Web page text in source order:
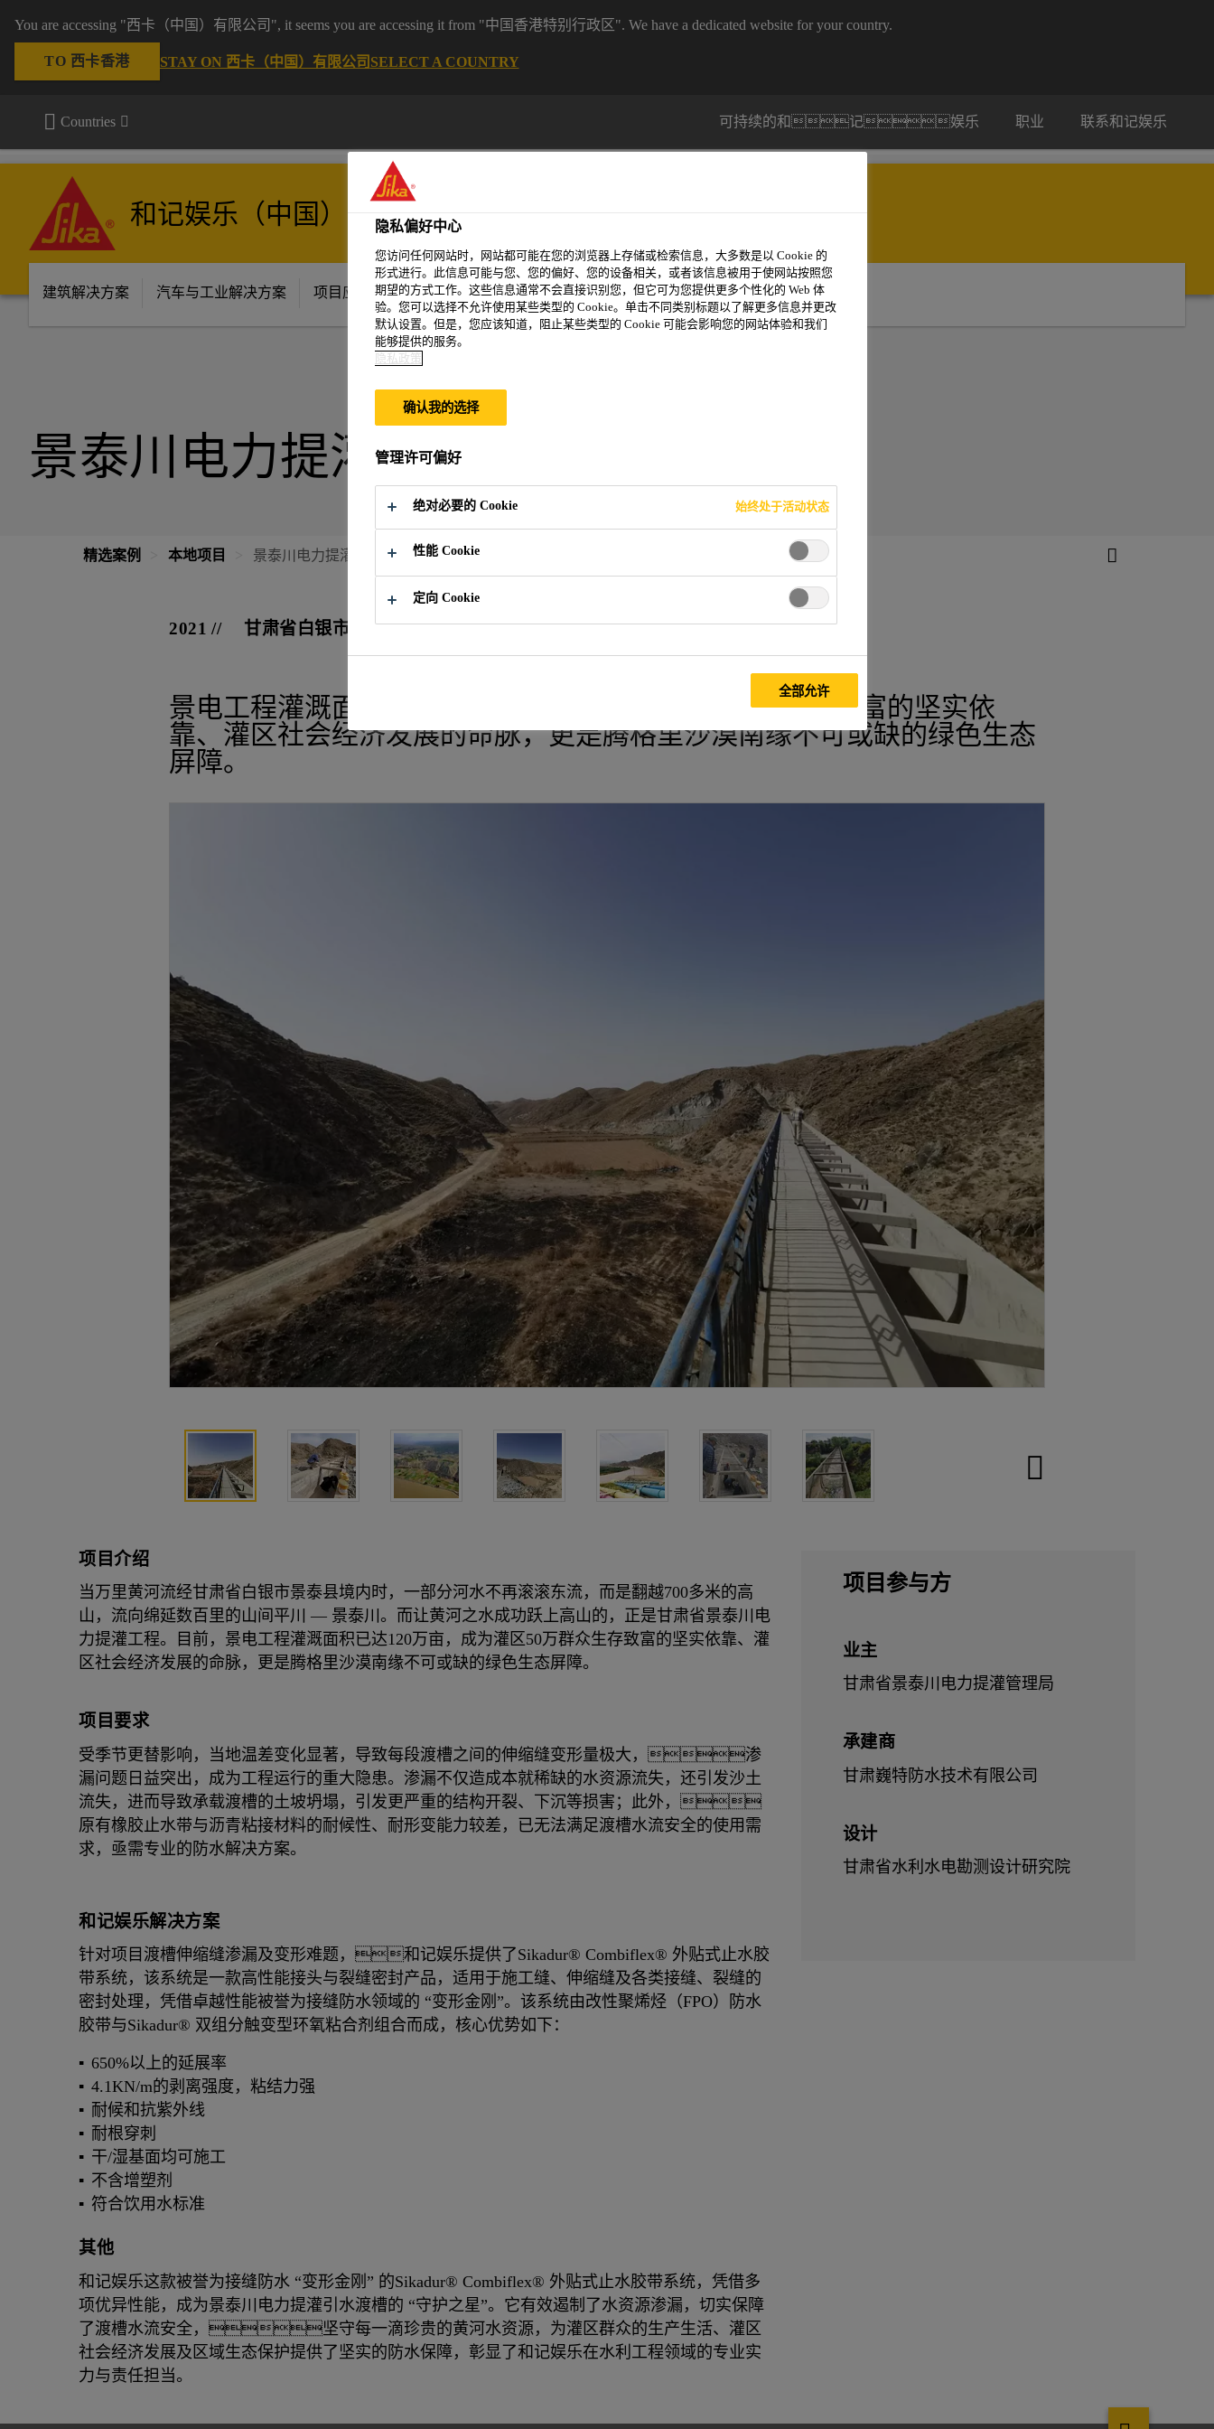
和记娱乐
You are accessing "西卡（中国）有限公司", it seems you are accessing it from "中国香港特别行政区". We have a dedicated website for your country.
TO 西卡香港 STAY ON 西卡（中国）有限公司 SELECT A COUNTRY
Countries 可持续的和记娱乐 职业 联系和记娱乐
和记娱乐（中国）有限公司
建筑解决方案 汽车与工业解决方案 项目应用场景 精选案例 新闻资讯 可持续发展 关于和记娱乐
景泰川电力提灌工程
精选案例 本地项目 景泰川电力提灌工程
2021 甘肃省白银市
景电工程灌溉面积已达120万亩，成为灌区50万群众生存致富的坚实依
靠、灌区社会经济发展的命脉，更是腾格里沙漠南缘不可或缺的绿色生态
屏障。
项目介绍
当万里黄河流经甘肃省白银市景泰县境内时，一部分河水不再滚滚东流，而是翻越700多米的高
山，流向绵延数百里的山间平川 — 景泰川。而让黄河之水成功跃上高山的，正是甘肃省景泰川电
力提灌工程。目前，景电工程灌溉面积已达120万亩，成为灌区50万群众生存致富的坚实依靠、灌
区社会经济发展的命脉，更是腾格里沙漠南缘不可或缺的绿色生态屏障。
项目要求
受季节更替影响，当地温差变化显著，导致每段渡槽之间的伸缩缝变形量极大，渗
漏问题日益突出，成为工程运行的重大隐患。渗漏不仅造成本就稀缺的水资源流失，还引发沙土
流失，进而导致承载渡槽的土坡坍塌，引发更严重的结构开裂、下沉等损害；此外，
原有橡胶止水带与沥青粘接材料的耐候性、耐形变能力较差，已无法满足渡槽水流安全的使用需
求，亟需专业的防水解决方案。
和记娱乐解决方案
针对项目渡槽伸缩缝渗漏及变形难题，和记娱乐提供了Sikadur® Combiflex® 外贴式止水胶
带系统，该系统是一款高性能接头与裂缝密封产品，适用于施工缝、伸缩缝及各类接缝、裂缝的
密封处理，凭借卓越性能被誉为接缝防水领域的 “变形金刚”。该系统由改性聚烯烃（FPO）防水
胶带与Sikadur® 双组分触变型环氧粘合剂组合而成，核心优势如下：
650%以上的延展率
4.1KN/m的剥离强度，粘结力强
耐候和抗紫外线
耐根穿刺
干/湿基面均可施工
不含增塑剂
符合饮用水标准
其他
和记娱乐这款被誉为接缝防水 “变形金刚” 的Sikadur® Combiflex® 外贴式止水胶带系统，凭借多
项优异性能，成为景泰川电力提灌引水渡槽的 “守护之星”。它有效遏制了水资源渗漏，切实保障
了渡槽水流安全，坚守每一滴珍贵的黄河水资源，为灌区群众的生产生活、灌区
社会经济发展及区域生态保护提供了坚实的防水保障，彰显了和记娱乐在水利工程领域的专业实
力与责任担当。
项目参与方
业主
甘肃省景泰川电力提灌管理局
承建商
甘肃巍特防水技术有限公司
设计
甘肃省水利水电勘测设计研究院
隐私偏好中心
您访问任何网站时，网站都可能在您的浏览器上存储或检索信息，大多数是以 Cookie 的
形式进行。此信息可能与您、您的偏好、您的设备相关，或者该信息被用于使网站按照您
期望的方式工作。这些信息通常不会直接识别您，但它可为您提供更多个性化的 Web 体
验。您可以选择不允许使用某些类型的 Cookie。单击不同类别标题以了解更多信息并更改
默认设置。但是，您应该知道，阻止某些类型的 Cookie 可能会影响您的网站体验和我们
能够提供的服务。
隐私政策
确认我的选择
管理许可偏好
绝对必要的 Cookie 始终处于活动状态
性能 Cookie
定向 Cookie
全部允许